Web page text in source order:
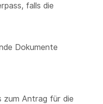
falls die
Dokumente
zum Antrag für die